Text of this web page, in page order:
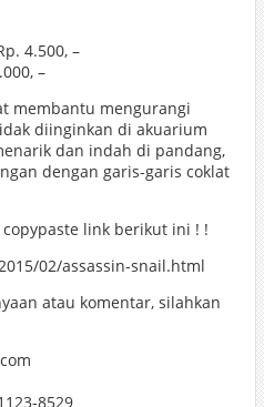
4.500, –
–
membantu mengurangi
diinginkan di akuarium
dan indah di pandang,
dengan garis-garis coklat
link berikut ini ! !
02/assassin-snail.html
atau komentar, silahkan
8529